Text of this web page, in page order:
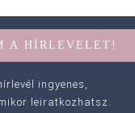
ingyenes,
leiratkozhatsz.